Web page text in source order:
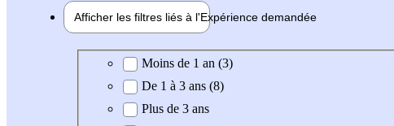
Afficher les filtres liés à l'Expérience demandée
Expérience demandée
Moins de 1 an (3)
De 1 à 3 ans (8)
Plus de 3 ans